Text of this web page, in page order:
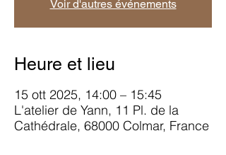
Voir d'autres événements
Heure et lieu
15 ott 2025, 14:00 – 15:45
L'atelier de Yann, 11 Pl. de la
Cathédrale, 68000 Colmar, France